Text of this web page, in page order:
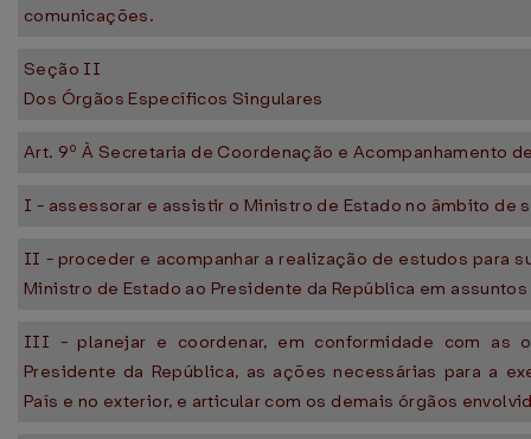
comunicações.
Seção II
Dos Órgãos Específicos Singulares
Art. 9º À Secretaria de Coordenação e Acompanhamento
I - assessorar e assistir o Ministro de Estado no âmbito de
II - proceder e acompanhar a realização de estudos para
Ministro de Estado ao Presidente da República em
III - planejar e coordenar, em conformidade com as
Presidente da República, as ações necessárias para a
País e no exterior, e articular com os demais órgãos